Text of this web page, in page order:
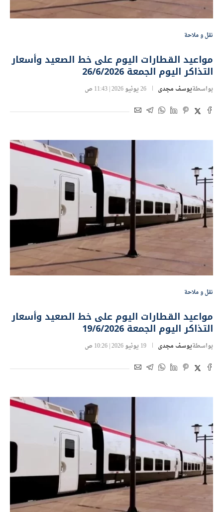
نقل و ملاحة
مواعيد القطارات اليوم على خط الصعيد وأسعار
التذاكر اليوم الجمعة 26/6/2026
بواسطةيوسف مجدى 26 يونيو 2026 | 11:43 ص
نقل و ملاحة
مواعيد القطارات اليوم على خط الصعيد وأسعار
التذاكر اليوم الجمعة 19/6/2026
بواسطةيوسف مجدى 19 يونيو 2026 | 10:26 ص